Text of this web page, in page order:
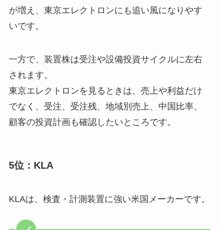
が増え、東京エレクトロンにも追い風になりやす
いです。
一方で、装置株は受注や設備投資サイクルに左右
されます。
東京エレクトロンを見るときは、売上や利益だけ
でなく、受注、受注残、地域別売上、中国比率、
顧客の投資計画も確認したいところです。
5位：KLA
KLAは、検査・計測装置に強い米国メーカーです。